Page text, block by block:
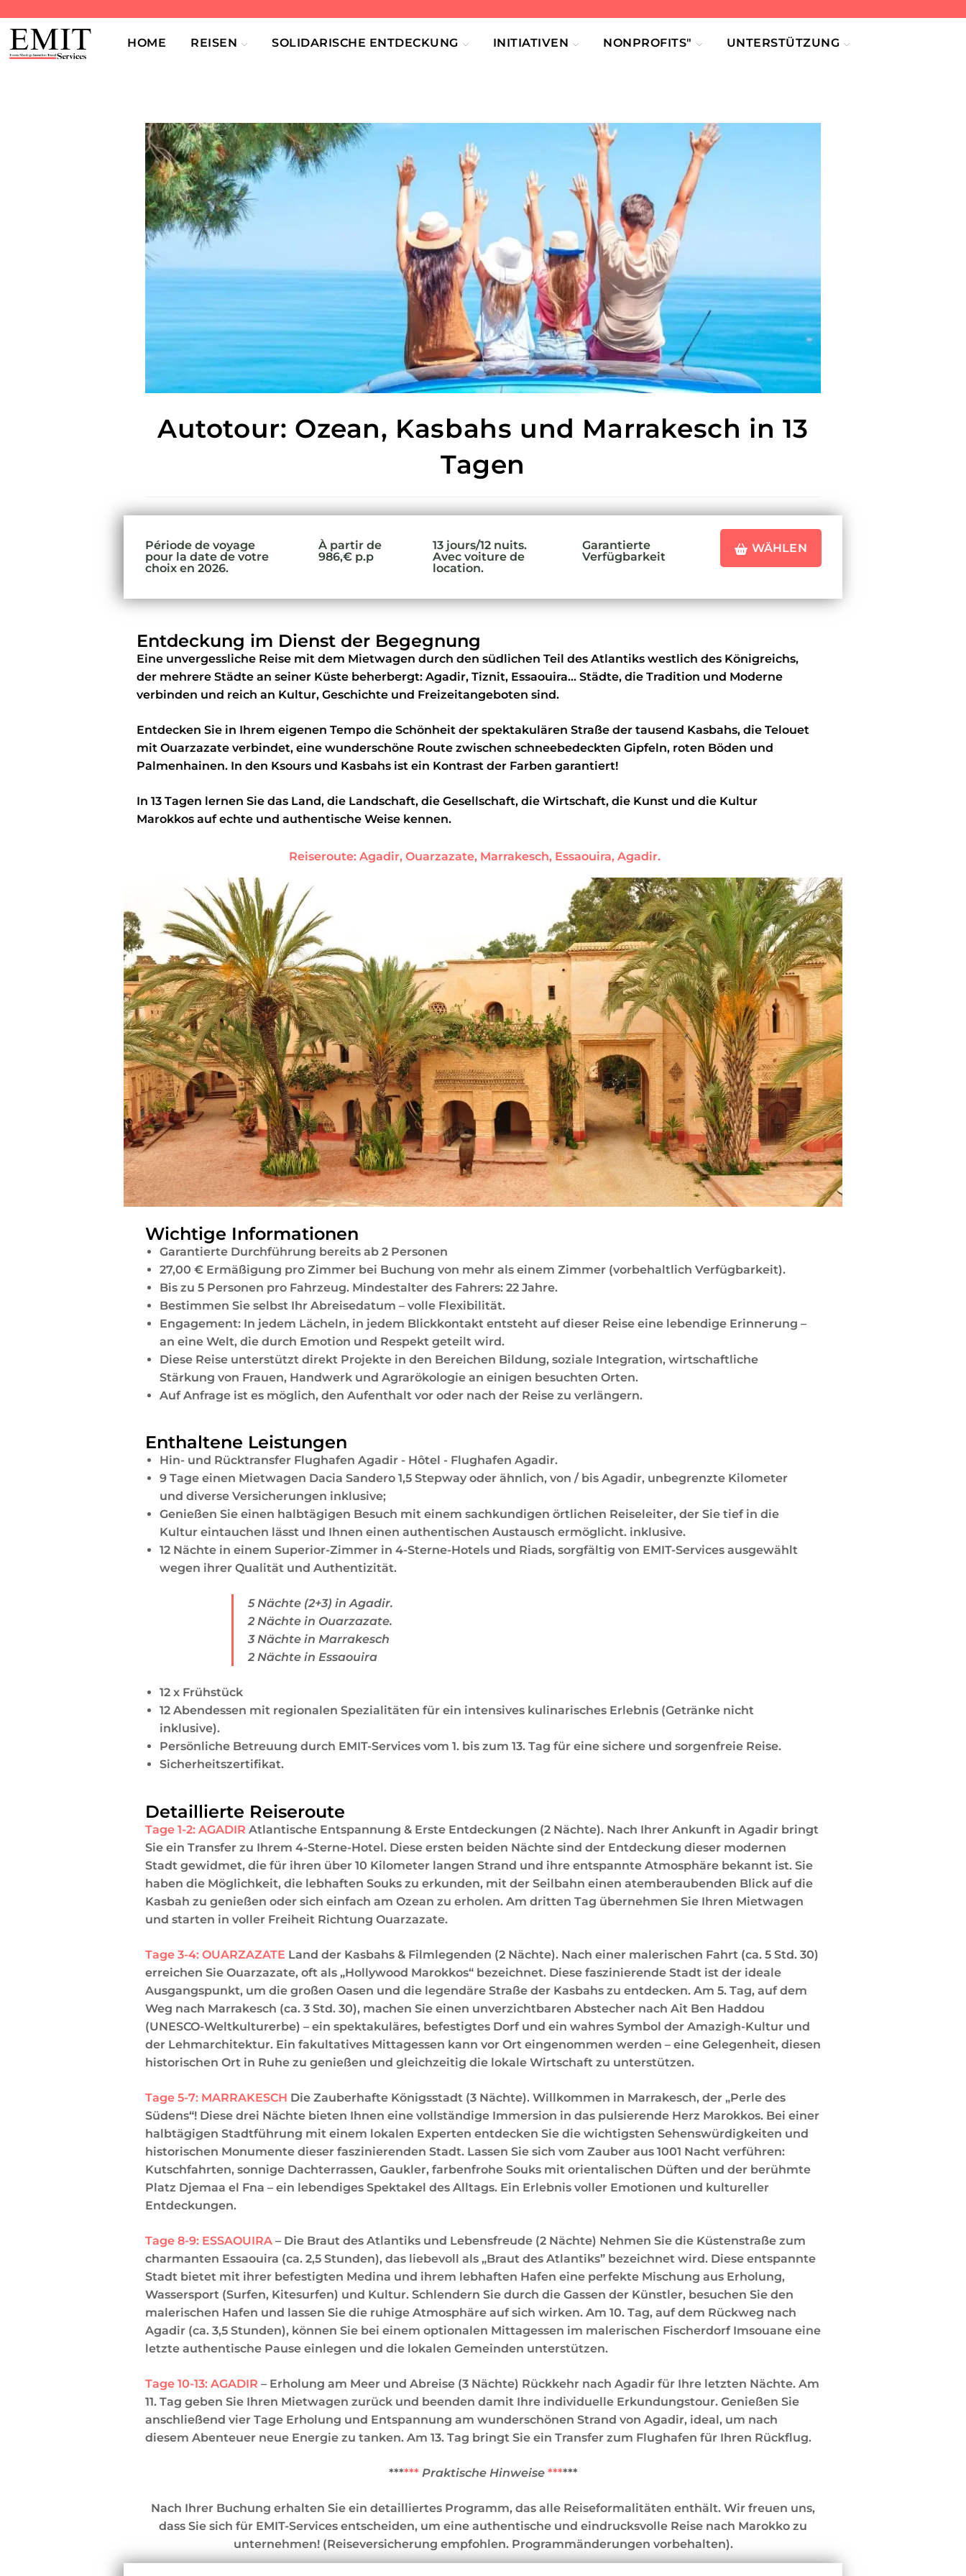
HOME REISEN SOLIDARISCHE ENTDECKUNG INITIATIVEN NONPROFITS" UNTERSTÜTZUNG
Autotour: Ozean, Kasbahs und Marrakesch in 13
Tagen
Période de voyage
pour la date de votre
choix en 2026.
À partir de
986,€ p.p
13 jours/12 nuits.
Avec voiture de
location.
Garantierte
Verfügbarkeit
WÄHLEN
Entdeckung im Dienst der Begegnung
Eine unvergessliche Reise mit dem Mietwagen durch den südlichen Teil des Atlantiks westlich des Königreichs,
der mehrere Städte an seiner Küste beherbergt: Agadir, Tiznit, Essaouira... Städte, die Tradition und Moderne
verbinden und reich an Kultur, Geschichte und Freizeitangeboten sind.
Entdecken Sie in Ihrem eigenen Tempo die Schönheit der spektakulären Straße der tausend Kasbahs, die Telouet
mit Ouarzazate verbindet, eine wunderschöne Route zwischen schneebedeckten Gipfeln, roten Böden und
Palmenhainen. In den Ksours und Kasbahs ist ein Kontrast der Farben garantiert!
In 13 Tagen lernen Sie das Land, die Landschaft, die Gesellschaft, die Wirtschaft, die Kunst und die Kultur
Marokkos auf echte und authentische Weise kennen.
Reiseroute: Agadir, Ouarzazate, Marrakesch, Essaouira, Agadir.
Wichtige Informationen
Garantierte Durchführung bereits ab 2 Personen
27,00 € Ermäßigung pro Zimmer bei Buchung von mehr als einem Zimmer (vorbehaltlich Verfügbarkeit).
Bis zu 5 Personen pro Fahrzeug. Mindestalter des Fahrers: 22 Jahre.
Bestimmen Sie selbst Ihr Abreisedatum – volle Flexibilität.
Engagement: In jedem Lächeln, in jedem Blickkontakt entsteht auf dieser Reise eine lebendige Erinnerung –
an eine Welt, die durch Emotion und Respekt geteilt wird.
Diese Reise unterstützt direkt Projekte in den Bereichen Bildung, soziale Integration, wirtschaftliche
Stärkung von Frauen, Handwerk und Agrarökologie an einigen besuchten Orten.
Auf Anfrage ist es möglich, den Aufenthalt vor oder nach der Reise zu verlängern.
Enthaltene Leistungen
Hin- und Rücktransfer Flughafen Agadir - Hôtel - Flughafen Agadir.
9 Tage einen Mietwagen Dacia Sandero 1,5 Stepway oder ähnlich, von / bis Agadir, unbegrenzte Kilometer
und diverse Versicherungen inklusive;
Genießen Sie einen halbtägigen Besuch mit einem sachkundigen örtlichen Reiseleiter, der Sie tief in die
Kultur eintauchen lässt und Ihnen einen authentischen Austausch ermöglicht. inklusive.
12 Nächte in einem Superior-Zimmer in 4-Sterne-Hotels und Riads, sorgfältig von EMIT-Services ausgewählt
wegen ihrer Qualität und Authentizität.
5 Nächte (2+3) in Agadir.
2 Nächte in Ouarzazate.
3 Nächte in Marrakesch
2 Nächte in Essaouira
12 x Frühstück
12 Abendessen mit regionalen Spezialitäten für ein intensives kulinarisches Erlebnis (Getränke nicht
inklusive).
Persönliche Betreuung durch EMIT-Services vom 1. bis zum 13. Tag für eine sichere und sorgenfreie Reise.
Sicherheitszertifikat.
Detaillierte Reiseroute
Tage 1-2: AGADIR Atlantische Entspannung & Erste Entdeckungen (2 Nächte). Nach Ihrer Ankunft in Agadir bringt
Sie ein Transfer zu Ihrem 4-Sterne-Hotel. Diese ersten beiden Nächte sind der Entdeckung dieser modernen
Stadt gewidmet, die für ihren über 10 Kilometer langen Strand und ihre entspannte Atmosphäre bekannt ist. Sie
haben die Möglichkeit, die lebhaften Souks zu erkunden, mit der Seilbahn einen atemberaubenden Blick auf die
Kasbah zu genießen oder sich einfach am Ozean zu erholen. Am dritten Tag übernehmen Sie Ihren Mietwagen
und starten in voller Freiheit Richtung Ouarzazate.
Tage 3-4: OUARZAZATE Land der Kasbahs & Filmlegenden (2 Nächte). Nach einer malerischen Fahrt (ca. 5 Std. 30)
erreichen Sie Ouarzazate, oft als „Hollywood Marokkos“ bezeichnet. Diese faszinierende Stadt ist der ideale
Ausgangspunkt, um die großen Oasen und die legendäre Straße der Kasbahs zu entdecken. Am 5. Tag, auf dem
Weg nach Marrakesch (ca. 3 Std. 30), machen Sie einen unverzichtbaren Abstecher nach Ait Ben Haddou
(UNESCO-Weltkulturerbe) – ein spektakuläres, befestigtes Dorf und ein wahres Symbol der Amazigh-Kultur und
der Lehmarchitektur. Ein fakultatives Mittagessen kann vor Ort eingenommen werden – eine Gelegenheit, diesen
historischen Ort in Ruhe zu genießen und gleichzeitig die lokale Wirtschaft zu unterstützen.
Tage 5-7: MARRAKESCH Die Zauberhafte Königsstadt (3 Nächte). Willkommen in Marrakesch, der „Perle des
Südens“! Diese drei Nächte bieten Ihnen eine vollständige Immersion in das pulsierende Herz Marokkos. Bei einer
halbtägigen Stadtführung mit einem lokalen Experten entdecken Sie die wichtigsten Sehenswürdigkeiten und
historischen Monumente dieser faszinierenden Stadt. Lassen Sie sich vom Zauber aus 1001 Nacht verführen:
Kutschfahrten, sonnige Dachterrassen, Gaukler, farbenfrohe Souks mit orientalischen Düften und der berühmte
Platz Djemaa el Fna – ein lebendiges Spektakel des Alltags. Ein Erlebnis voller Emotionen und kultureller
Entdeckungen.
Tage 8-9: ESSAOUIRA – Die Braut des Atlantiks und Lebensfreude (2 Nächte) Nehmen Sie die Küstenstraße zum
charmanten Essaouira (ca. 2,5 Stunden), das liebevoll als „Braut des Atlantiks” bezeichnet wird. Diese entspannte
Stadt bietet mit ihrer befestigten Medina und ihrem lebhaften Hafen eine perfekte Mischung aus Erholung,
Wassersport (Surfen, Kitesurfen) und Kultur. Schlendern Sie durch die Gassen der Künstler, besuchen Sie den
malerischen Hafen und lassen Sie die ruhige Atmosphäre auf sich wirken. Am 10. Tag, auf dem Rückweg nach
Agadir (ca. 3,5 Stunden), können Sie bei einem optionalen Mittagessen im malerischen Fischerdorf Imsouane eine
letzte authentische Pause einlegen und die lokalen Gemeinden unterstützen.
Tage 10-13: AGADIR – Erholung am Meer und Abreise (3 Nächte) Rückkehr nach Agadir für Ihre letzten Nächte. Am
11. Tag geben Sie Ihren Mietwagen zurück und beenden damit Ihre individuelle Erkundungstour. Genießen Sie
anschließend vier Tage Erholung und Entspannung am wunderschönen Strand von Agadir, ideal, um nach
diesem Abenteuer neue Energie zu tanken. Am 13. Tag bringt Sie ein Transfer zum Flughafen für Ihren Rückflug.
******Praktische Hinweise ******
Nach Ihrer Buchung erhalten Sie ein detailliertes Programm, das alle Reiseformalitäten enthält. Wir freuen uns,
dass Sie sich für EMIT-Services entscheiden, um eine authentische und eindrucksvolle Reise nach Marokko zu
unternehmen! (Reiseversicherung empfohlen. Programmänderungen vorbehalten).